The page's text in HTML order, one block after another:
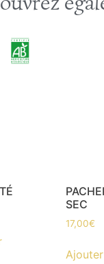
SEC
17,00€